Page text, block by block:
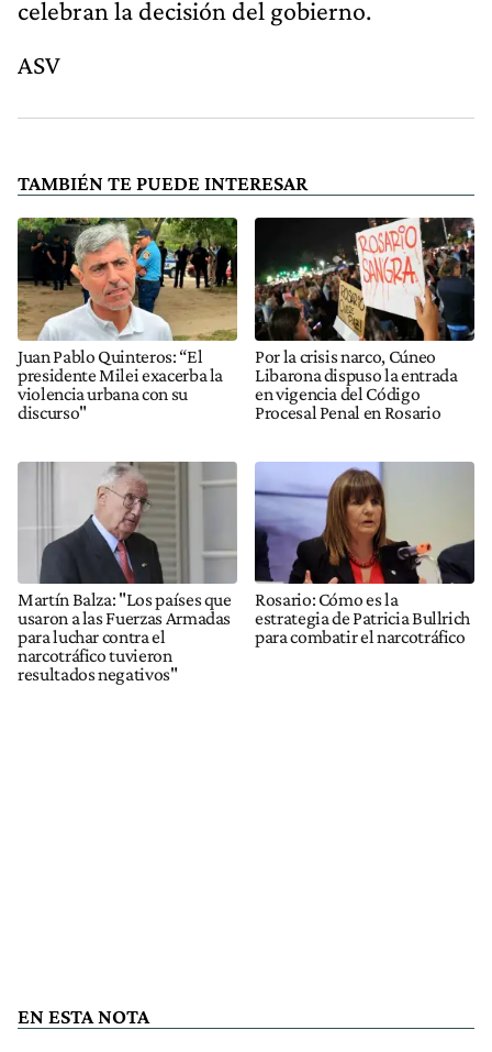
celebran la decisión del gobierno.
ASV
TAMBIÉN TE PUEDE INTERESAR
Juan Pablo Quinteros: “El
presidente Milei exacerba la
violencia urbana con su
discurso"
Por la crisis narco, Cúneo
Libarona dispuso la entrada
en vigencia del Código
Procesal Penal en Rosario
Martín Balza: "Los países que
usaron a las Fuerzas Armadas
para luchar contra el
narcotráfico tuvieron
resultados negativos"
Rosario: Cómo es la
estrategia de Patricia Bullrich
para combatir el narcotráfico
EN ESTA NOTA